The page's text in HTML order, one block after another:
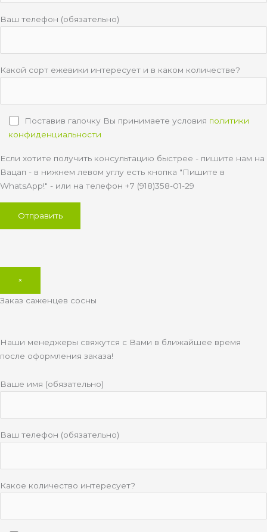
Ваш телефон (обязательно)
Какой сорт ежевики интересует и в каком количестве?
Поставив галочку Вы принимаете условия политики
конфиденциальности
Если хотите получить консультацию быстрее - пишите нам на
Вацап - в нижнем левом углу есть кнопка "Пишите в
WhatsApp!" - или на телефон +7 (918)358-01-29
×
Заказ саженцев сосны
Наши менеджеры свяжутся с Вами в ближайшее время
после оформления заказа!
Ваше имя (обязательно)
Ваш телефон (обязательно)
Какое количество интересует?